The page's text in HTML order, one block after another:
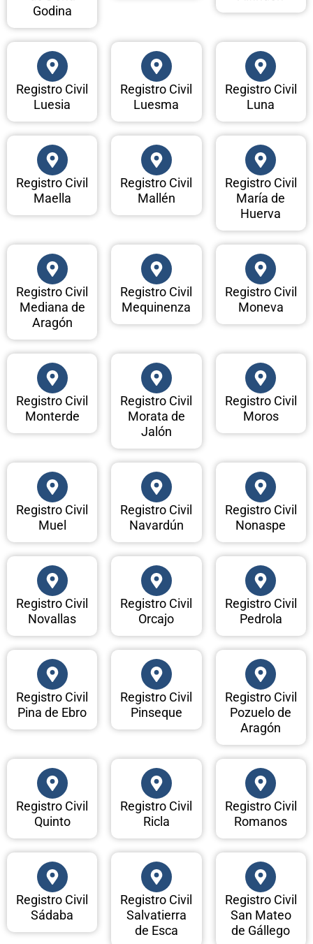
Godina
Registro Civil
Luesia
Registro Civil
Luesma
Registro Civil
Luna
Registro Civil
Maella
Registro Civil
Mallén
Registro Civil
María de
Huerva
Registro Civil
Mediana de
Aragón
Registro Civil
Mequinenza
Registro Civil
Moneva
Registro Civil
Monterde
Registro Civil
Morata de
Jalón
Registro Civil
Moros
Registro Civil
Muel
Registro Civil
Navardún
Registro Civil
Nonaspe
Registro Civil
Novallas
Registro Civil
Orcajo
Registro Civil
Pedrola
Registro Civil
Pina de Ebro
Registro Civil
Pinseque
Registro Civil
Pozuelo de
Aragón
Registro Civil
Quinto
Registro Civil
Ricla
Registro Civil
Romanos
Registro Civil
Sádaba
Registro Civil
Salvatierra
de Esca
Registro Civil
San Mateo
de Gállego